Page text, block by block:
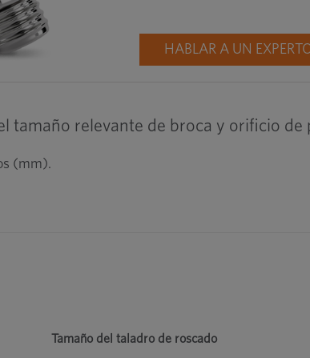
HABLAR A UN
tamaño relevante de broca y orificio de
(mm).
Tamaño del taladro de roscado